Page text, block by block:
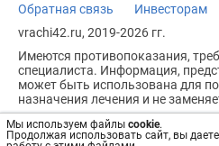
Мы используем файлы cookie.
Продолжая использовать сайт, вы
Обратная связь Инвесторам
vrachi42.ru, 2019-2026 гг.
Имеются противопоказания,
специалиста. Информация,
может быть использована для
назначения лечения и не
Возрастное ограничение: 18+